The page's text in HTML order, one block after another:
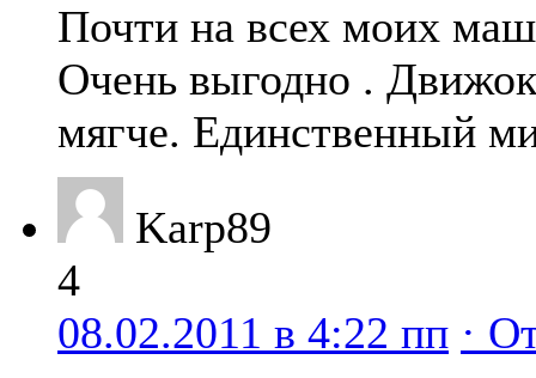
Почти на всех моих
Очень выгодно .
мягче. Единственный
Karp89
4
08.02.2011 в 4:22 пп ·